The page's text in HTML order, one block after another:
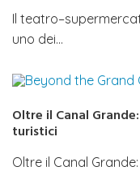
Il
uno dei…
Oltre il Canal
turistici
Oltre il Canal